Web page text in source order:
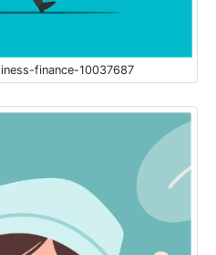
finance-10037687